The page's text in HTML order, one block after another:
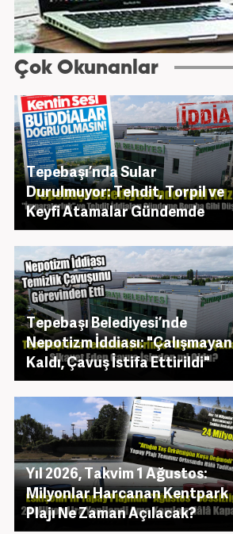
Çok Okunanlar
Tepebaşı’nda Sular
Durulmuyor: Tehdit, Torpil ve
Keyfi Atamalar Gündemde
Tepebaşı Belediyesi’nde
Nepotizm İddiası: "Çalışmayan
Kaldı, Çavuş İstifa Ettirildi"
Yıl 2026, Takvim 1 Ağustos:
Milyonlar Harcanan Kentpark
Plajı Ne Zaman Açılacak?